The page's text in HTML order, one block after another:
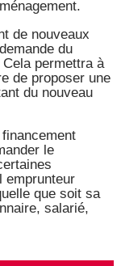
de nouveaux
du
permettra à
de proposer une
du nouveau
le
emprunteur
que soit sa
salarié,